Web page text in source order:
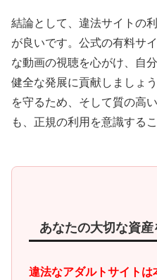
結論として、違法サイトの
が良いです。公式の有料サ
な動画の視聴を心がけ、自
健全な発展に貢献しましょ
を守るため、そして質の高
も、正規の利用を意識する
あなたの大切な資
違法なアダルトサイトは